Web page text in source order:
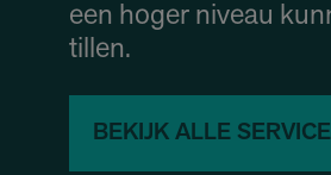
een hoger niveau
tillen.
BEKIJK ALLE